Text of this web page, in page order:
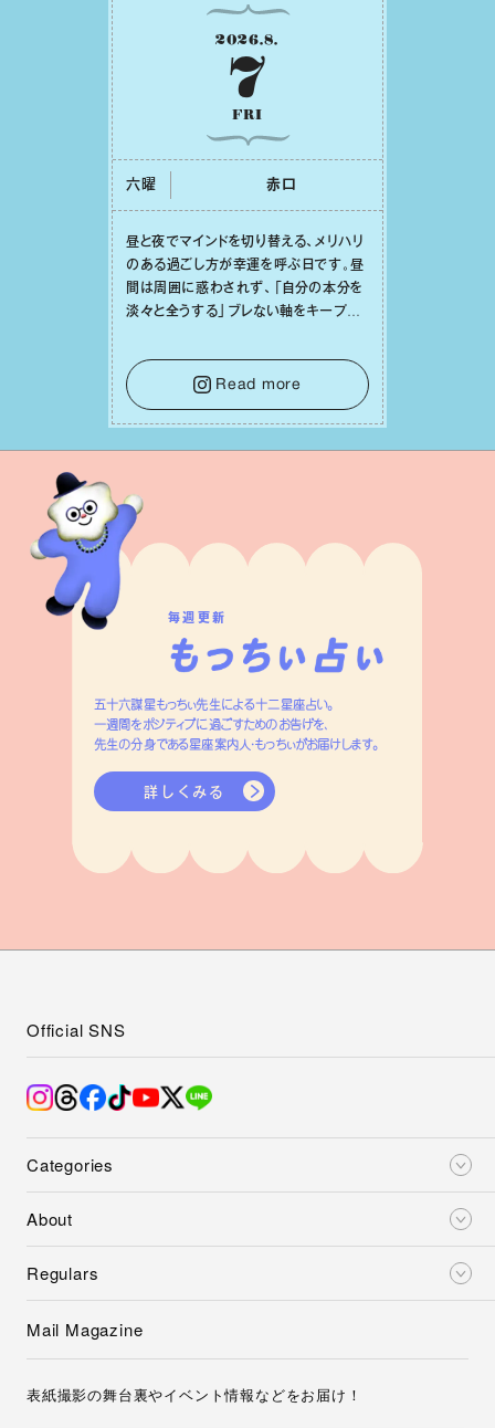
2026.8.
7
FRI
六曜 ⾚⼝
昼と夜でマインドを切り替える、メリハリ
のある過ごし⽅が幸運を呼ぶ⽇です。昼
間は周囲に惑わされず、「⾃分の本分を
淡々と全うする」ブレない軸をキープし
⾔葉に流されないよう、⼼にしっかりブ
レーキをかけること。この意識の切り替
えが、あなたに確かな安⼼感をもたらす
はずです。
Read more
毎週更新
五十六謀星もっちぃ先生による十二星座占い。
一週間をポジティブに過ごすためのお告げを、
先生の分身である星座案内人・もっちぃがお届けします。
詳しくみる
Categories
About
Regulars
Official SNS
Mail Magazine
表紙撮影の舞台裏やイベント情報などをお届け！